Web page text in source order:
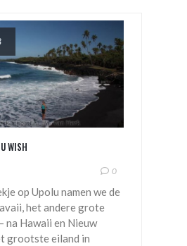
WISH
0
op Upolu namen we de
het andere grote
na Hawaii en Nieuw
grootste eiland in